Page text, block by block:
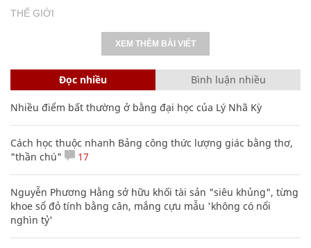
THẾ GIỚI
XEM THÊM BÀI VIẾT
Đọc nhiều Bình luận nhiều
Nhiều điểm bất thường ở bằng đại học của Lý Nhã Kỳ
Cách học thuộc nhanh Bảng công thức lượng giác bằng thơ,
"thần chú"
17
Nguyễn Phương Hằng sở hữu khối tài sản "siêu khủng", từng
khoe sổ đỏ tính bằng cân, mắng cựu mẫu 'không có nổi
nghìn tỷ'